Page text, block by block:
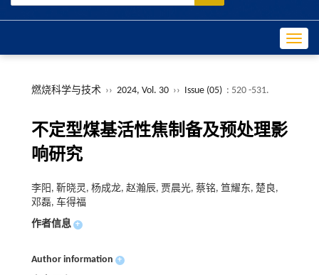
燃烧科学与技术 ›› 2024, Vol. 30 ›› Issue (05) : 520 -531.
不定型煤基活性焦制备及预处理影
响研究
李阳, 靳晓灵, 杨成龙, 赵瀚辰, 贾晨光, 蔡铭, 笪耀东, 楚良,
邓磊, 车得福
作者信息 +
Author information +